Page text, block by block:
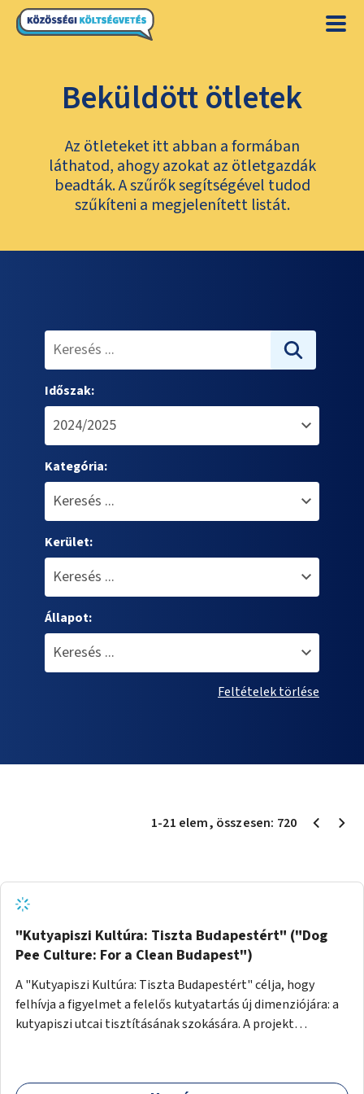
Beküldött ötletek
Az ötleteket itt abban a formában
láthatod, ahogy azokat az ötletgazdák
beadták. A szűrők segítségével tudod
szűkíteni a megjelenített listát.
Időszak:
Kategória:
Kerület:
Állapot:
Feltételek törlése
1-21 elem, összesen: 720
"Kutyapiszi Kultúra: Tiszta Budapestért" ("Dog
Pee Culture: For a Clean Budapest")
A "Kutyapiszi Kultúra: Tiszta Budapestért" célja, hogy
felhívja a figyelmet a felelős kutyatartás új dimenziójára: a
kutyapiszi utcai tisztításának szokására. A projekt
palack vízzel öblítsék le azt, ezzel hozzájárulva a tiszta,